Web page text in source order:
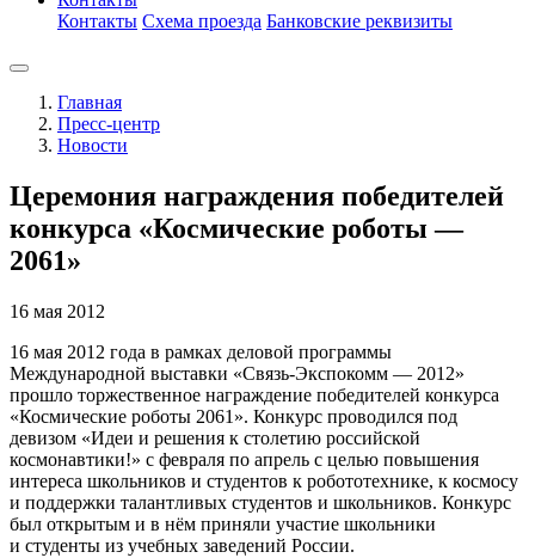
Контакты Схема проезда Банковские реквизиты
Главная
Пресс-центр
Новости
Церемония награждения победителей
конкурса «Космические роботы —
2061»
16 мая 2012
16 мая 2012 года в рамках деловой программы
Международной выставки «Связь-Экспокомм — 2012»
прошло торжественное награждение победителей конкурса
«Космические роботы 2061». Конкурс проводился под
девизом «Идеи и решения к столетию российской
космонавтики!» с февраля по апрель с целью повышения
интереса школьников и студентов к робототехнике, к космосу
и поддержки талантливых студентов и школьников. Конкурс
был открытым и в нём приняли участие школьники
и студенты из учебных заведений России.